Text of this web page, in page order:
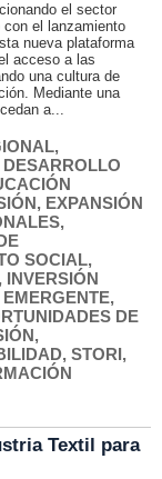
el sector
el lanzamiento
nueva plataforma
acceso a las
una cultura de
Mediante una
a...
,
DESARROLLO
, EXPANSIÓN
,
SOCIAL,
, INVERSIÓN
,
DE
,
, STORI,
Textil para